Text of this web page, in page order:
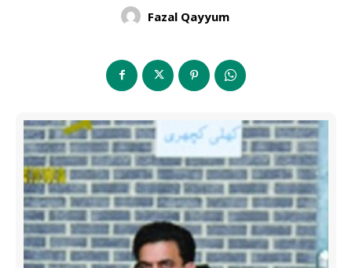
Fazal Qayyum